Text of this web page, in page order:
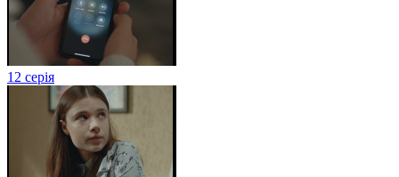
12 серія